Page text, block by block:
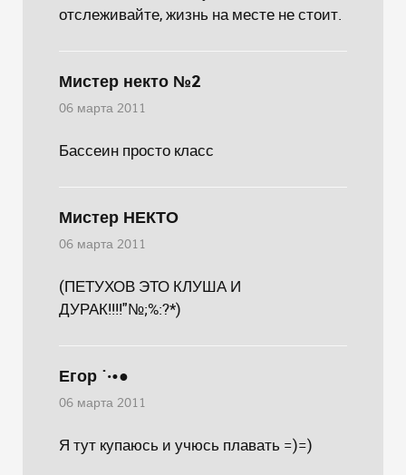
отслеживайте, жизнь на месте не стоит.
Мистер некто №2
06 марта 2011
Бассеин просто класс
Мистер НЕКТО
06 марта 2011
(ПЕТУХОВ ЭТО КЛУША И
ДУРАК!!!!"№;%:?*)
Егор ˙·•●
06 марта 2011
Я тут купаюсь и учюсь плавать =)=)